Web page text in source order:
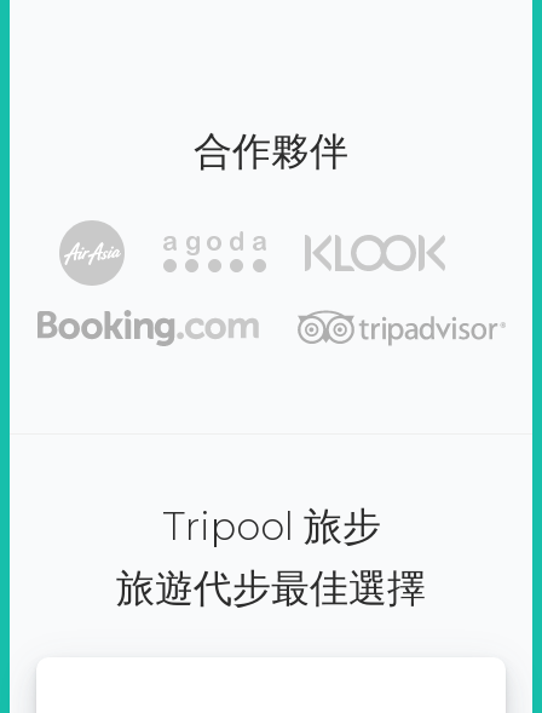
合作夥伴
Tripool 旅步
旅遊代步最佳選擇